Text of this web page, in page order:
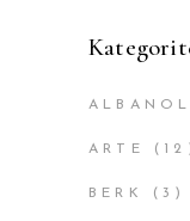
ARTE
BERK (3)